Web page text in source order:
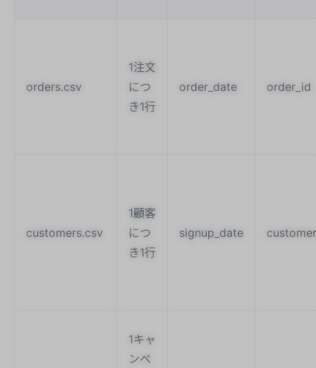
orders.csv
1注文
につ
き1行
order_date order_id
customers.csv
1顧客
につ
き1行
signup_date
1キャ
ンペ